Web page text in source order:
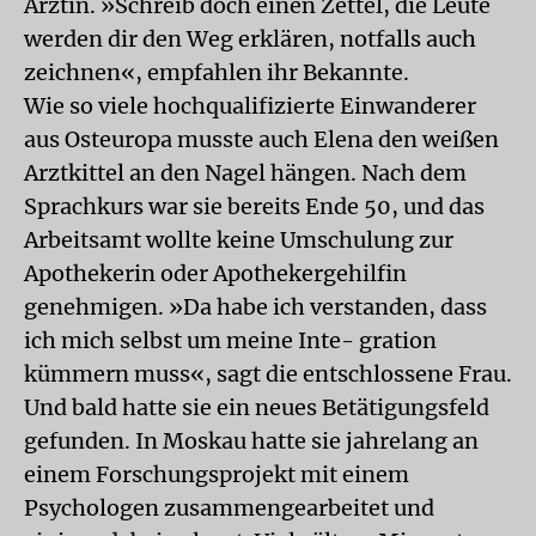
werden dir den Weg erklären, notfalls auch
zeichnen«, empfahlen ihr Bekannte.
Wie so viele hochqualifizierte Einwanderer
aus Osteuropa musste auch Elena den weißen
Arztkittel an den Nagel hängen. Nach dem
Sprachkurs war sie bereits Ende 50, und das
Arbeitsamt wollte keine Umschulung zur
Apothekerin oder Apothekergehilfin
genehmigen. »Da habe ich verstanden, dass
ich mich selbst um meine Inte- gration
kümmern muss«, sagt die entschlossene Frau.
Und bald hatte sie ein neues Betätigungsfeld
gefunden. In Moskau hatte sie jahrelang an
einem Forschungsprojekt mit einem
Psychologen zusammengearbeitet und